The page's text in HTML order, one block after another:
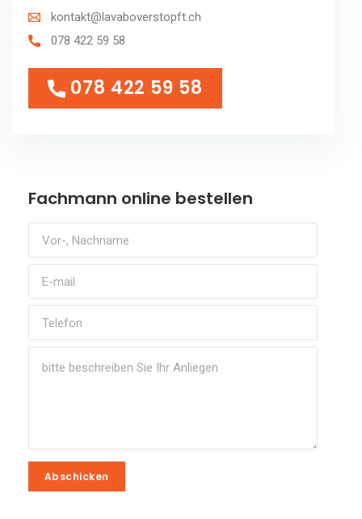
kontakt@lavaboverstopft.ch
078 422 59 58
078 422 59 58
078 422 59 58
Fachmann online bestellen
Abschicken
Abschicken